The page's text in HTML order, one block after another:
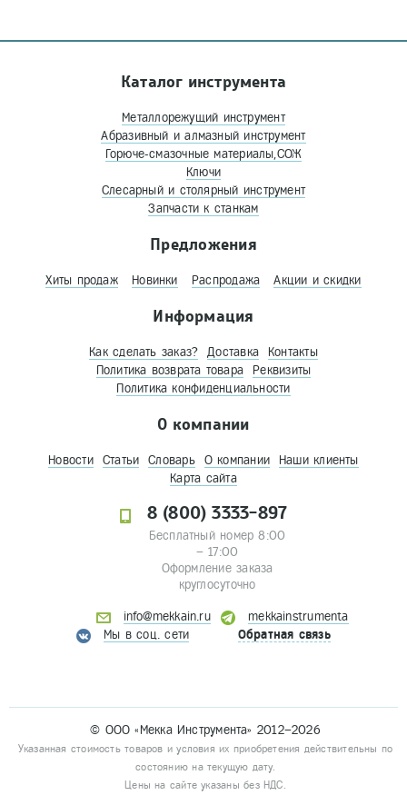
Каталог инструмента
Металлорежущий инструмент
Абразивный и алмазный инструмент
Горюче-смазочные материалы,СОЖ
Ключи
Слесарный и столярный инструмент
Запчасти к станкам
Предложения
Хиты продаж Новинки Распродажа Акции и скидки
Информация
Как сделать заказ? Доставка
Контакты
Политика возврата товара
Реквизиты
Политика конфиденциальности
О компании
Новости Статьи Словарь О компании
Наши клиенты
Карта сайта
8 (800) 3333-897
Бесплатный номер 8:00
– 17:00
Оформление заказа
круглосуточно
info@mekkain.ru
mekkainstrumenta
Мы в соц. сети
Обратная связь
© ООО «Мекка Инструмента» 2012–2026
Указанная стоимость товаров и условия их приобретения действительны по
состоянию на текущую дату.
Цены на сайте указаны без НДС.